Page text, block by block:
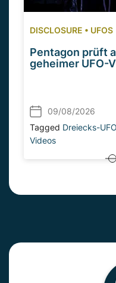
DISCLOSURE • UFOS
Pentagon prüft
geheimer UFO-
09/08/2026
Tagged Dreiecks-UFO
Videos